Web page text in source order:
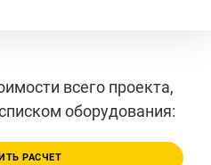
всего проекта,
оборудования:
РАСЧЕТ